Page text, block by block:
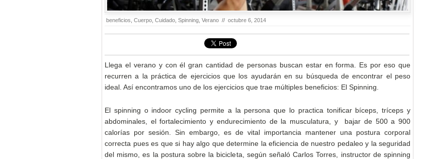
beneficios Cuerpo Cuidado Spinning Verano // octubre 6, 2014
Llega el verano y con él gran cantidad de personas buscan estar en forma. Es por eso que
recurren a la práctica de ejercicios que los ayudarán en su búsqueda de encontrar el peso
ideal. Así encontramos uno de los ejercicios que trae múltiples beneficios: El Spinning.
El spinning o indoor cycling permite a la persona que lo practica tonificar bíceps, tríceps y
abdominales, el fortalecimiento y endurecimiento de la musculatura, y bajar de 500 a 900
calorías por sesión. Sin embargo, es de vital importancia mantener una postura corporal
correcta pues es que si hay algo que determine la eficiencia de nuestro pedaleo y la seguridad
del mismo, es la postura sobre la bicicleta, según señaló Carlos Torres, instructor de spinning